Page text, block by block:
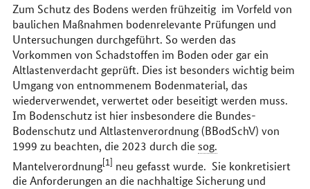
Zum Schutz des Bodens werden frühzeitig im Vorfeld von
baulichen Maßnahmen bodenrelevante Prüfungen und
Untersuchungen durchgeführt. So werden das
Vorkommen von Schadstoffen im Boden oder gar ein
Altlastenverdacht geprüft. Dies ist besonders wichtig beim
Umgang von entnommenem Bodenmaterial, das
wiederverwendet, verwertet oder beseitigt werden muss.
Im Bodenschutz ist hier insbesondere die Bundes-
Bodenschutz und Altlastenverordnung (BBodSchV) von
1999 zu beachten, die 2023 durch die sog.
Mantelverordnung[1] neu gefasst wurde. Sie konkretisiert
die Anforderungen an die nachhaltige Sicherung und